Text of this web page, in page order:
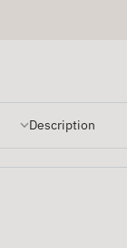
Description